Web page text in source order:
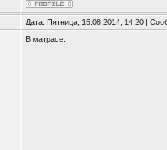
Дата: Пятница, 15.08.2014, 14:20 |
В матрасе.